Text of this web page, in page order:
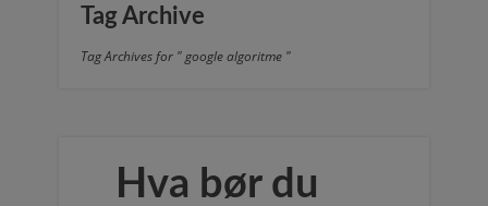
Tag Archive
Tag Archives for " google algoritme "
Hva bør du